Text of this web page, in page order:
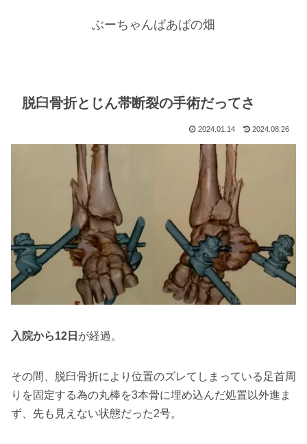
ぶーちゃんばあばの畑
脱臼骨折とじん帯断裂の手術だってさ
2024.01.14 2024.08.26
入院から12日 が経過。
その間、脱臼骨折により位置のズレてしまっている足首周
りを固定する為の丸棒を3本骨に埋め込んだ処置以外進ま
ず、先も見えない状態だった2号。